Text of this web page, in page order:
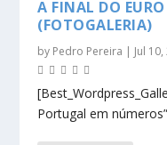
A FINAL DO
(FOTOGALERIA)
by Pedro Pereira | Jul
Portugal em